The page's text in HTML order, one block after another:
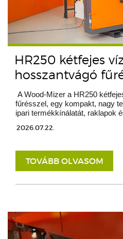
HR250 kétfejes
hosszantvágó
A Wood-Mizer a HR250
fűrésszel, egy kompakt, nagy
ipari termékkínálatát, raklapok
2026.07.22.
TOVÁBB OLVASOM